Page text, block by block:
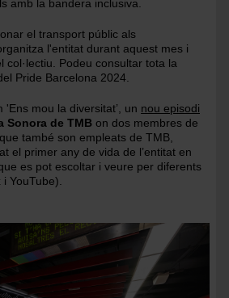
amb la bandera inclusiva.
el transport públic als
l'entitat durant aquest mes i
col·lectiu. Podeu consultar tota la
Pride Barcelona 2024.
'Ens mou la diversitat’, un nou episodi
Sonora de TMB on dos membres de
també son empleats de TMB,
el primer any de vida de l’entitat en
es pot escoltar i veure per diferents
i YouTube).